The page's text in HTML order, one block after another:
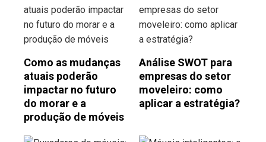
Como as mudanças
atuais poderão
impactar no futuro
do morar e a
produção de móveis
Análise SWOT para
empresas do setor
moveleiro: como
aplicar a estratégia?